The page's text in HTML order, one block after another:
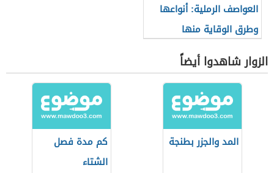
العواصف الرملية: أنواعها
وطرق الوقاية منها
الزوار شاهدوا أيضاً
المد والجزر بطنجة
كم مدة فصل
الشتاء